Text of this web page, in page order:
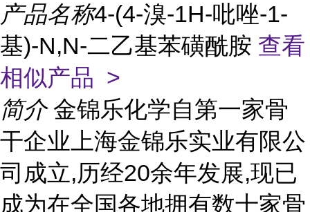
产品名称4-(4-溴-1H-吡唑-1-
基)-N,N-二乙基苯磺酰胺 查看
相似产品 >
简介 金锦乐化学自第一家骨
干企业上海金锦乐实业有限公
司成立,历经20余年发展,现已
成为在全国各地拥有数十家骨